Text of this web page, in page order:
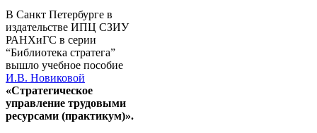
В Санкт Петербурге в
издательстве ИПЦ СЗИУ
РАНХиГС в серии
“Библиотека стратега”
вышло учебное пособие
И.В. Новиковой
«Стратегическое
управление трудовыми
ресурсами (практикум)».